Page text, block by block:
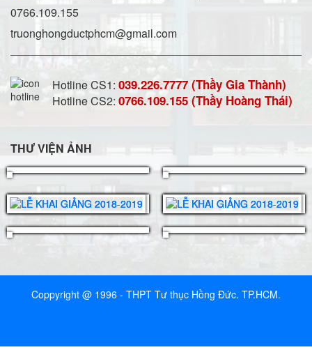
0766.109.155
truonghongductphcm@gmail.com
Hotline CS1: 039.226.7777 (Thầy Gia Thành)
Hotline CS2: 0766.109.155 (Thầy Hoàng Thái)
THƯ VIỆN ẢNH
Coppyright @ 1996 - THPT Tư thục Hồng Đức. TP.HCM.